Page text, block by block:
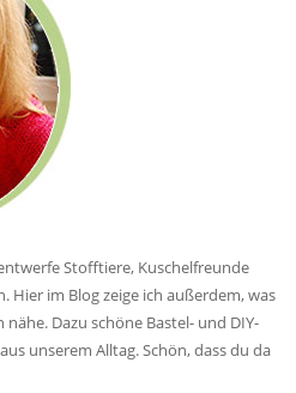
Stofftiere, Kuschelfreunde
im Blog zeige ich außerdem, was
Dazu schöne Bastel- und DIY-
unserem Alltag. Schön, dass du da